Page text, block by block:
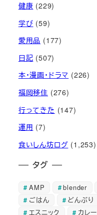
健康 (229)
学び (59)
愛用品 (177)
日記 (507)
本・漫画・ドラマ (226)
福岡移住 (276)
行ってきた (147)
運用 (7)
食いしん坊ログ (1,253)
タグ
AMP blender
ごはん
どんぶり
エスニック
カレー